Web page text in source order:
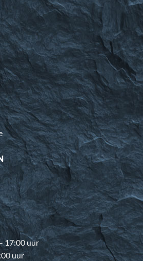
17:00 uur
uur